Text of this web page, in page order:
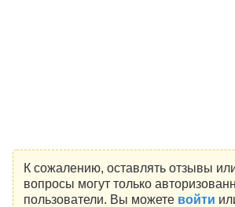
К сожалению, оставлять отзывы
вопросы могут только
пользователи. Вы можете войти